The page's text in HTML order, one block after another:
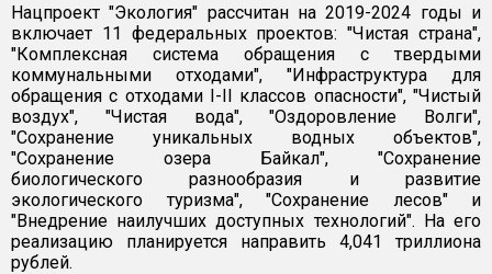
Нацпроект "Экология" рассчитан на 2019-2024 годы и
включает 11 федеральных проектов: "Чистая страна",
"Комплексная система обращения с твердыми
коммунальными отходами", "Инфраструктура для
обращения с отходами I-II классов опасности", "Чистый
воздух", "Чистая вода", "Оздоровление Волги",
"Сохранение уникальных водных объектов",
"Сохранение озера Байкал", "Сохранение
биологического разнообразия и развитие
экологического туризма", "Сохранение лесов" и
"Внедрение наилучших доступных технологий". На его
реализацию планируется направить 4,041 триллиона
рублей.